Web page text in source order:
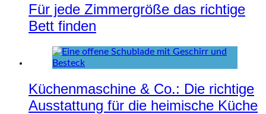
Für jede Zimmergröße das richtige
Bett finden
Küchenmaschine & Co.: Die richtige
Ausstattung für die heimische Küche